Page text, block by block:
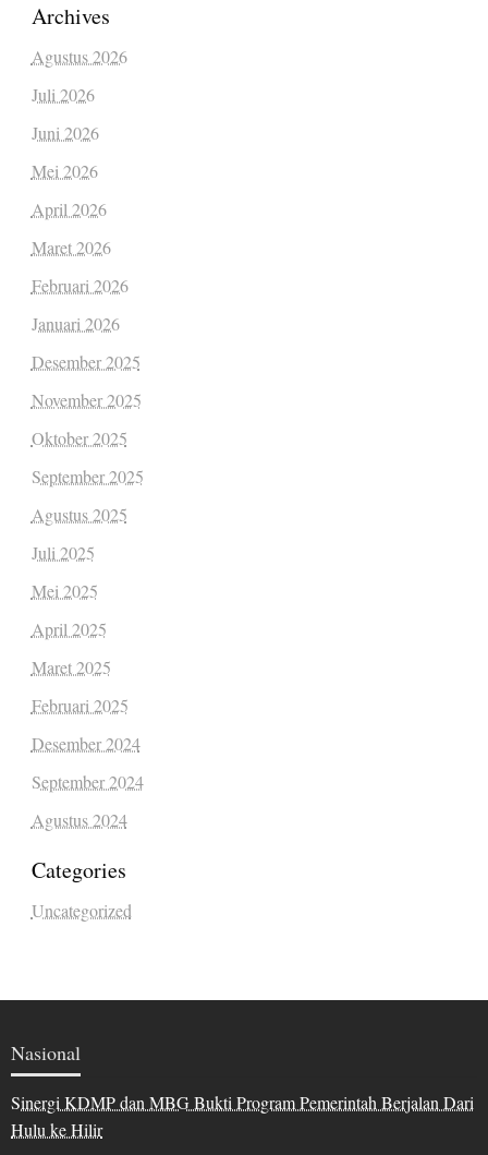
Archives
Agustus 2026
Juli 2026
Juni 2026
Mei 2026
April 2026
Maret 2026
Februari 2026
Januari 2026
Desember 2025
November 2025
Oktober 2025
September 2025
Agustus 2025
Juli 2025
Mei 2025
April 2025
Maret 2025
Februari 2025
Desember 2024
September 2024
Agustus 2024
Categories
Uncategorized
Nasional
Sinergi KDMP dan MBG Bukti Program Pemerintah Berjalan Dari
Hulu ke Hilir